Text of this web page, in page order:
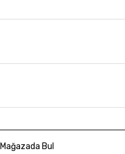
Mağazada Bul